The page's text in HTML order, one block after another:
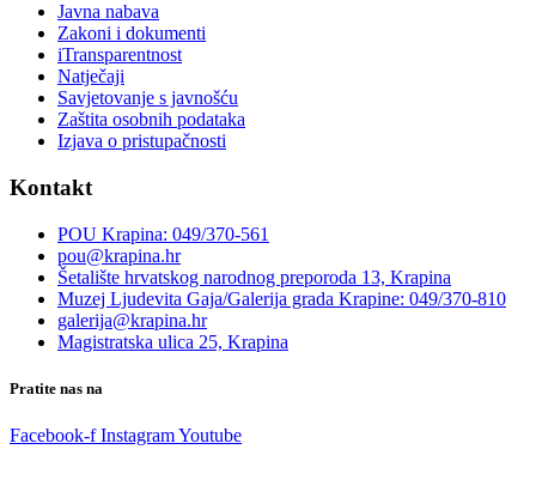
Javna nabava
Zakoni i dokumenti
iTransparentnost
Natječaji
Savjetovanje s javnošću
Zaštita osobnih podataka
Izjava o pristupačnosti
Kontakt
POU Krapina: 049/370-561
pou@krapina.hr
Šetalište hrvatskog narodnog preporoda 13, Krapina
Muzej Ljudevita Gaja/Galerija grada Krapine: 049/370-810
galerija@krapina.hr
Magistratska ulica 25, Krapina
Pratite nas na
Facebook-f InstagramYoutube